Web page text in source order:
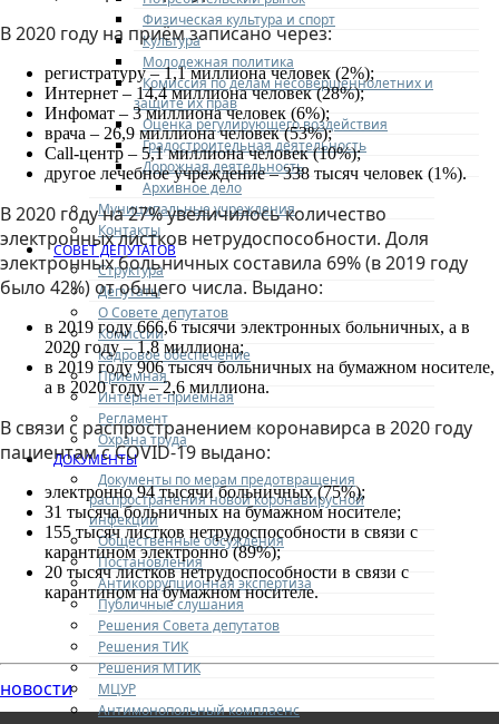
Физическая культура и спорт
Культура
Молодежная политика
Комиссия по делам несовершеннолетних и
защите их прав
Оценка регулирующего воздействия
Градостроительная деятельность
Дорожная деятельность
Архивное дело
Муниципальные учреждения
Контакты
СОВЕТ ДЕПУТАТОВ
Структура
Депутаты
О Совете депутатов
Комиссии
Кадровое обеспечение
Приемная
Интернет-приемная
Регламент
Охрана труда
ДОКУМЕНТЫ
Документы по мерам предотвращения
распространения новой коронавирусной
инфекции
Общественные обсуждения
Постановления
Антикоррупционная экспертиза
Публичные слушания
Решения Совета депутатов
Решения ТИК
Решения МТИК
МЦУР
Антимонопольный комплаенс
В 2020 году на приём записано через:
регистратуру – 1,1 миллиона человек (2%);
Интернет – 14,4 миллиона человек (28%);
Инфомат – 3 миллиона человек (6%);
врача – 26,9 миллиона человек (53%);
Call-центр – 5,1 миллиона человек (10%);
другое лечебное учреждение – 338 тысяч человек (1%).
В 2020 году на 27% увеличилось количество
электронных листков нетрудоспособности. Доля
электронных больничных составила 69% (в 2019 году
было 42%) от общего числа. Выдано:
в 2019 году 666,6 тысячи электронных больничных, а в
2020 году – 1,8 миллиона;
в 2019 году 906 тысяч больничных на бумажном носителе,
а в 2020 году – 2,6 миллиона.
В связи с распространением коронавирса в 2020 году
пациентам с COVID-19 выдано:
электронно 94 тысячи больничных (75%);
31 тысяча больничных на бумажном носителе;
155 тысяч листков нетрудоспособности в связи с
карантином электронно (89%);
20 тысяч листков нетрудоспособности в связи с
карантином на бумажном носителе.
новости